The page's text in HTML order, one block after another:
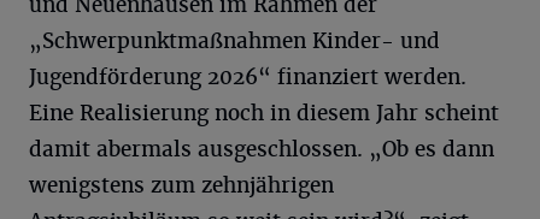
„Schwerpunktmaßnahmen Kinder- und
Jugendförderung 2026“ finanziert werden.
Eine Realisierung noch in diesem Jahr scheint
damit abermals ausgeschlossen. „Ob es dann
wenigstens zum zehnjährigen